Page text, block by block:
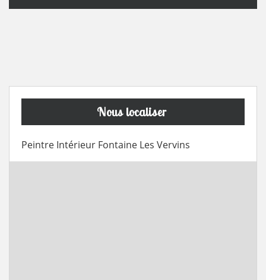
Nous localiser
Peintre Intérieur Fontaine Les Vervins